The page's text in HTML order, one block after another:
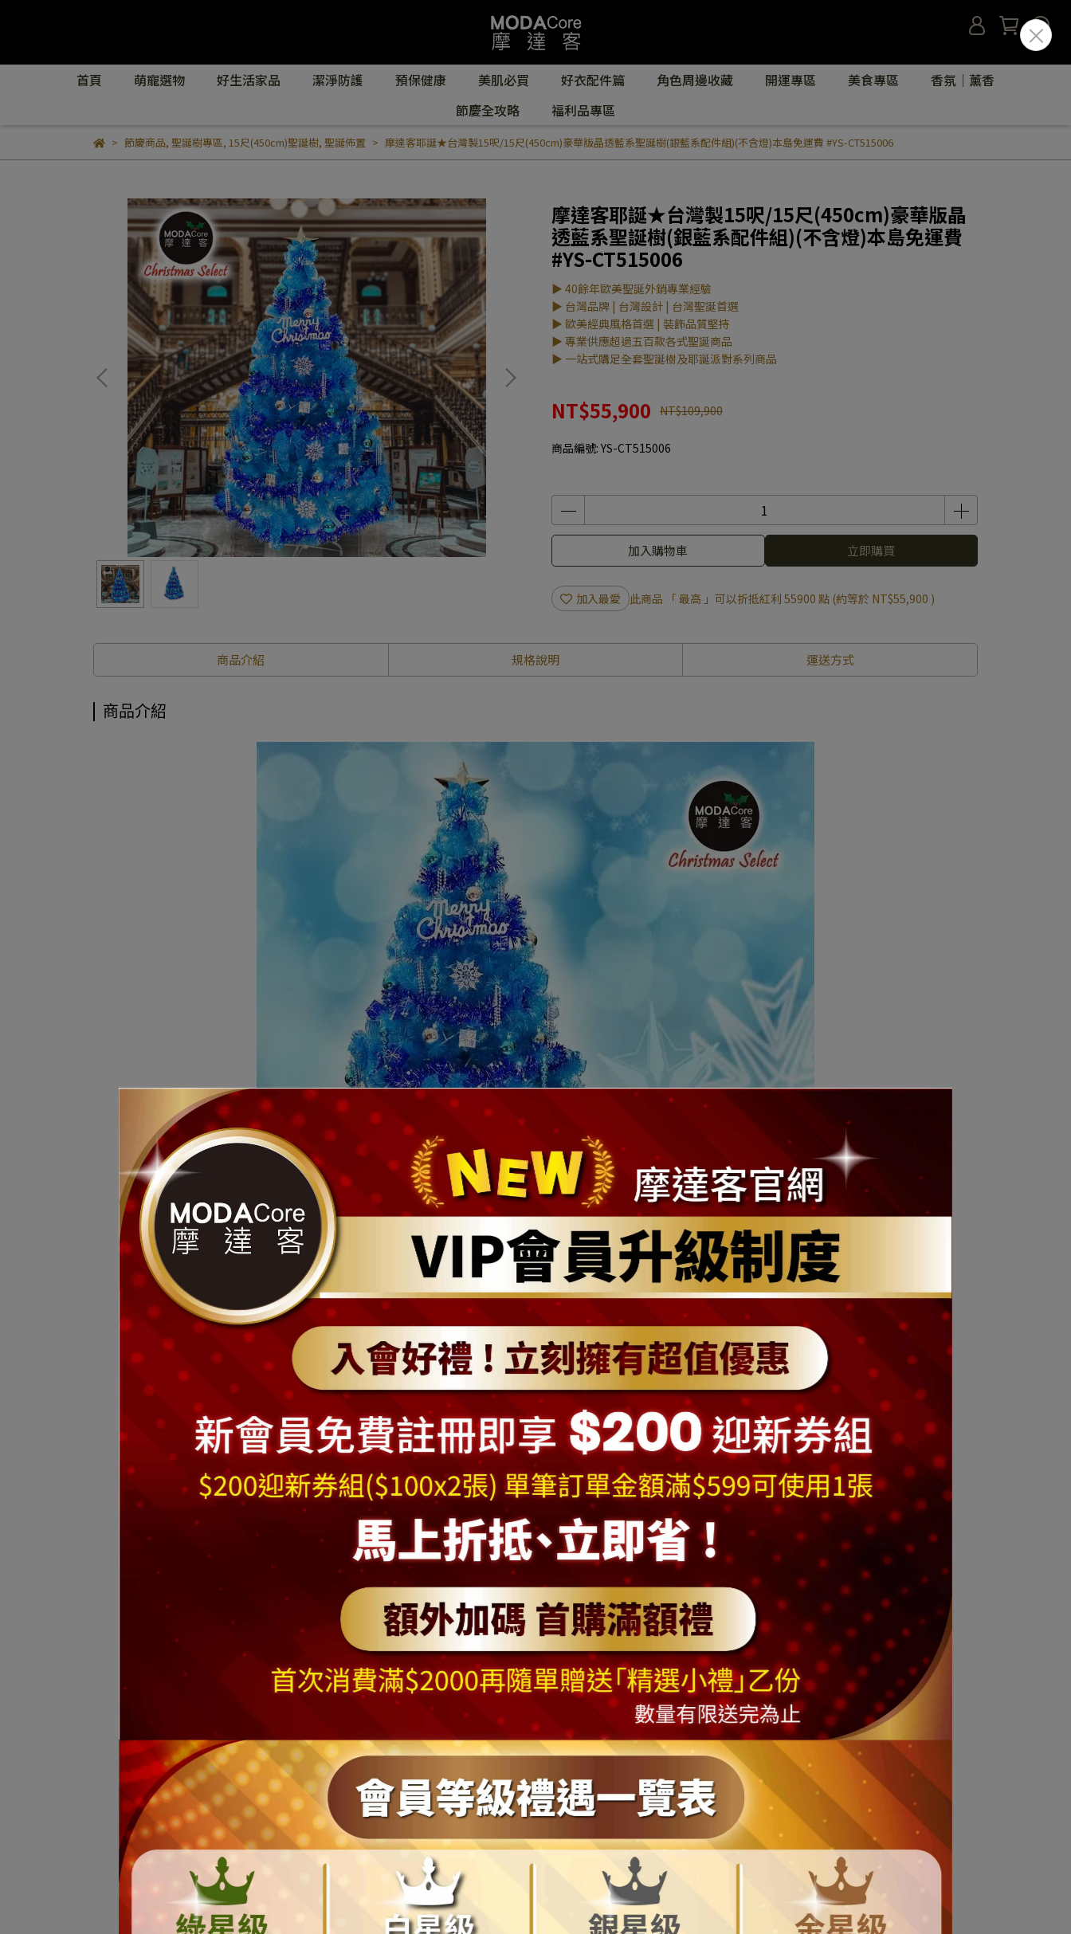
首頁 萌寵選物 好生活家品 潔淨防護 預保健康 美肌必買 好衣配件篇 角色周邊收藏 開運專區 美食專區
香氛｜薰香
節慶全攻略
福利品專區
節慶商品, 聖誕樹專區, 15尺(450cm)聖誕樹, 聖誕佈置 摩達客耶誕★台灣製15呎/15尺(450cm)豪華版晶透藍系聖誕樹(銀藍系配件組)(不含燈)本島免運費 #YS-CT515006
摩達客耶誕★台灣製15呎/15尺(450cm)豪華版晶
透藍系聖誕樹(銀藍系配件組)(不含燈)本島免運費
#YS-CT515006
▶ 40餘年歐美聖誕外銷專業經驗
▶ 台灣品牌 | 台灣設計 | 台灣聖誕首選
▶ 歐美經典風格首選 | 裝飾品質堅持
▶ 專業供應超過五百款各式聖誕商品
▶ 一站式購足全套聖誕樹及耶誕派對系列商品
NT$55,900 NT$109,900
商品編號: YS-CT515006
加入購物車 立即購買
加入最愛 此商品 「 最高 」可以折抵紅利 55900 點 (約等於 NT$55,900 )
商品介紹 規格說明 運送方式
商品介紹